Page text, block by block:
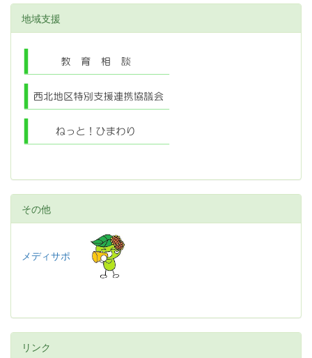
地域支援
その他
メディサポ
リンク